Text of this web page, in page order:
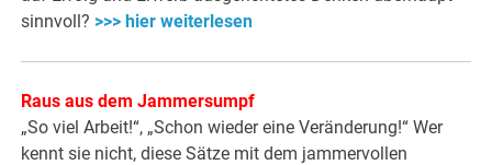
sinnvoll? >>> hier weiterlesen
Raus aus dem Jammersumpf
„So viel Arbeit!“, „Schon wieder eine Veränderung!“ Wer
kennt sie nicht, diese Sätze mit dem jammervollen